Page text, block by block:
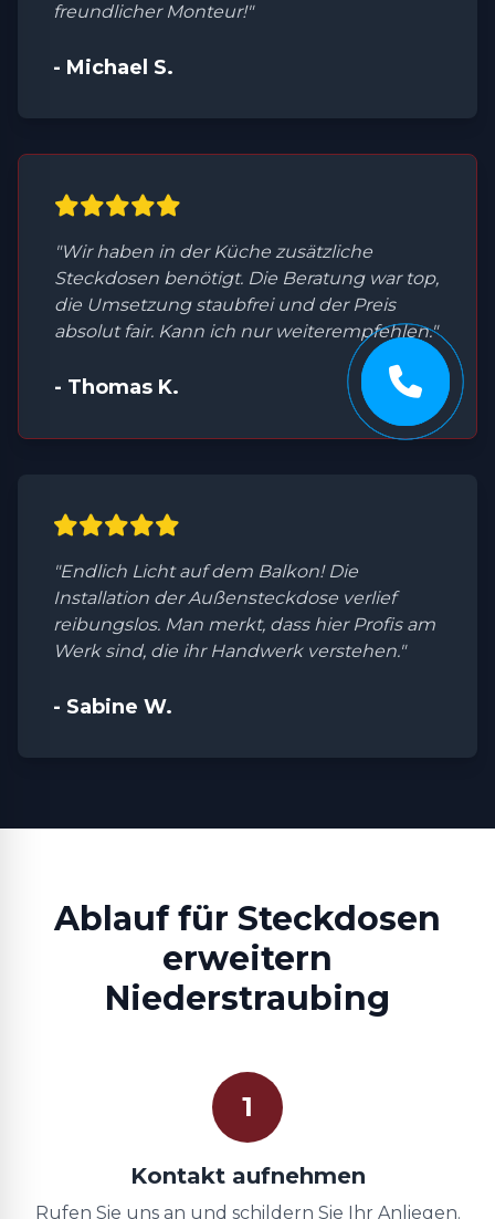
freundlicher Monteur!"
- Michael S.
"Wir haben in der Küche zusätzliche
Steckdosen benötigt. Die Beratung war top,
die Umsetzung staubfrei und der Preis
absolut fair. Kann ich nur weiterempfehlen."
- Thomas K.
"Endlich Licht auf dem Balkon! Die
Installation der Außensteckdose verlief
reibungslos. Man merkt, dass hier Profis am
Werk sind, die ihr Handwerk verstehen."
- Sabine W.
Ablauf für Steckdosen
erweitern
Niederstraubing
1
Kontakt aufnehmen
Rufen Sie uns an und schildern Sie Ihr Anliegen.